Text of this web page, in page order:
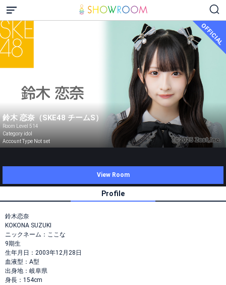
OFFICIAL
鈴木 恋奈（SKE48 チームS）
Room Level 514
Category idol
Account Type Not set
View Room
Profile
鈴木恋奈
KOKONA SUZUKI
ニックネーム：ここな
9期生
生年月日：2003年12月28日
血液型：A型
出身地：岐阜県
身長：154cm